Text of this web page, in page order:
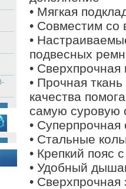
• Мягкая
• Совместим со
•
подвесных
• Сверхпрочная
• Прочная
качества
самую суровую
• Суперпрочная
• Стальные
• Крепкий пояс
• Удобный
•